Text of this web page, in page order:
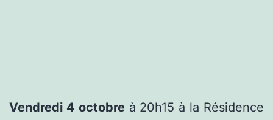
Vendredi 4 octobreà 20h15 à la Résidence